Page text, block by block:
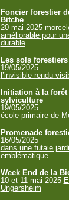
Foncier forestier
Bitche
20 mai 2025
améliorable pour
durable
Les sols
19/05/2025
l’invisible rendu
Initiation à la forêt
sylviculture
19/05/2025
école primaire de
Promenade
16/05/2025
dans une futaie
emblématique
Week End de la
10 et 11 mai 2025
Ungersheim